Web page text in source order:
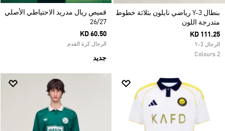
بنطال Y-3 رياضي نايلون بثلاثة خطوط
متدرجة اللون
KD 111.25
الرجال Y-3
2 Colours
قميص ريال مدريد الاحتياطي الأصلي
26/27
KD 60.50
الرجال كرة القدم
جديد